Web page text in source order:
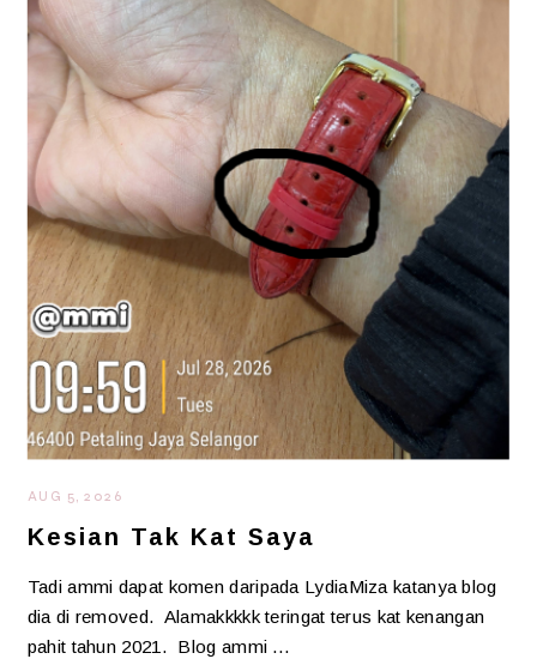
AUG 5, 2026
Kesian Tak Kat Saya
Tadi ammi dapat komen daripada LydiaMiza katanya blog
dia di removed. Alamakkkkk teringat terus kat kenangan
pahit tahun 2021. Blog ammi …